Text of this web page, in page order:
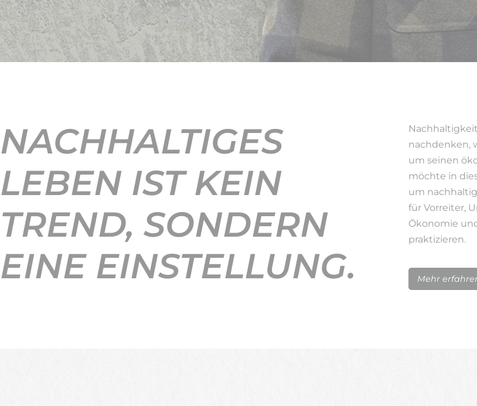
NACHHALTIGES
LEBEN IST KEIN
TREND, SONDERN
EINE EINSTELLUNG.
nachdenken,
um seinen
möchte in
um
für Vorreiter,
Ökonomie
praktizieren.
Mehr